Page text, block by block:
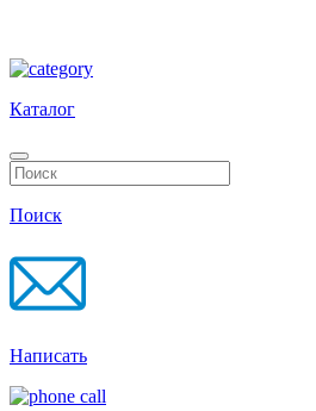
Каталог
Поиск
Написать